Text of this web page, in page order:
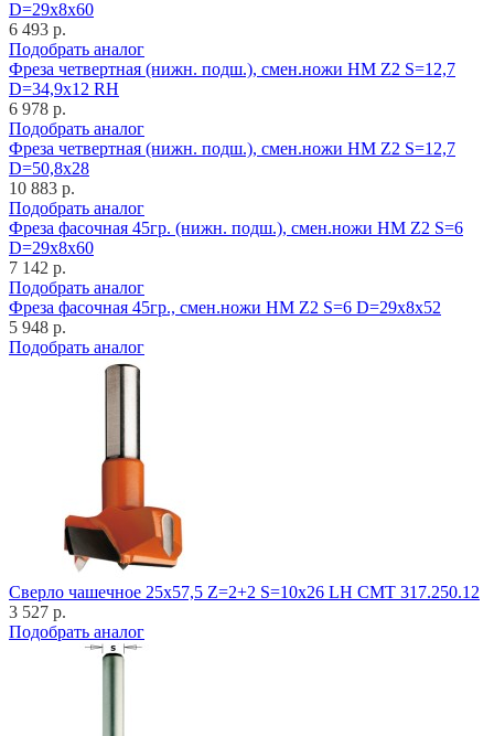
D=29x8x60
6 493 р.
Подобрать аналог
Фреза четвертная (нижн. подш.), смен.ножи HM Z2 S=12,7
D=34,9x12 RH
6 978 р.
Подобрать аналог
Фреза четвертная (нижн. подш.), смен.ножи HM Z2 S=12,7
D=50,8x28
10 883 р.
Подобрать аналог
Фреза фасочная 45гр. (нижн. подш.), смен.ножи HM Z2 S=6
D=29x8x60
7 142 р.
Подобрать аналог
Фреза фасочная 45гр., смен.ножи HM Z2 S=6 D=29x8x52
5 948 р.
Подобрать аналог
Cверло чашечное 25x57,5 Z=2+2 S=10x26 LH CMT 317.250.12
3 527 р.
Подобрать аналог